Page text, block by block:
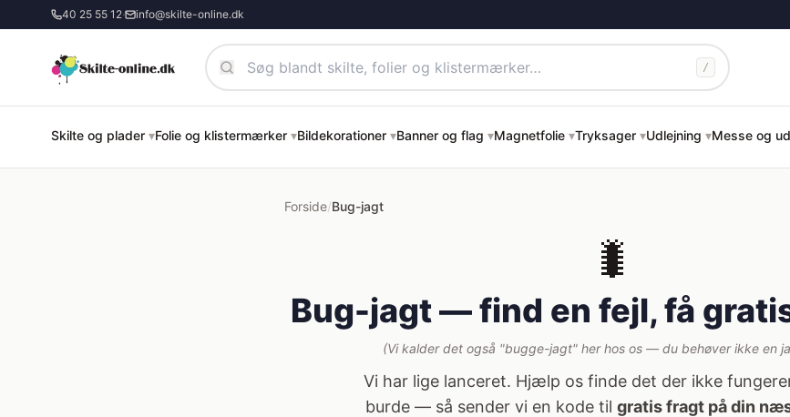
Spring til hovedindhold
40 25 55 12· info@skilte-online.dk
/
Skilte og plader ▾Folie og klistermærker ▾Bildekorationer ▾Banner og flag ▾Magnetfolie ▾Tryksager ▾Udlejning ▾Messe og
Forside/Bug-jagt
🐛
Bug-jagt — find en fejl, få
(Vi kalder det også "bugge-jagt" her hos os — du behøver ikke en
Vi har lige lanceret. Hjælp os finde det der ikke
burde — så sender vi en kode til gratis fragt på din